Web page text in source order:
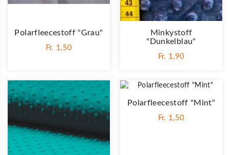
Polarfleecestoff "Grau"
Fr. 1,50
Minkystoff
"Dunkelblau"
Fr. 1,90
Polarfleecestoff "Mint"
Fr. 1,50